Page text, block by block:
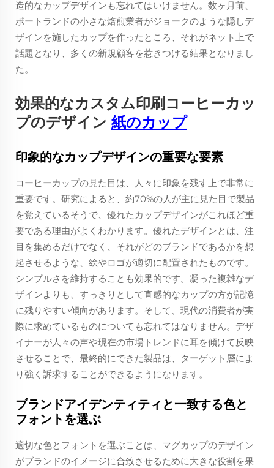
造的なカップデザインも忘れてはいけません。数ヶ月前、
ポートランドの小さな焙煎業者がジョークのような隠しデ
ザインを施したカップを作ったところ、それがネット上で
話題となり、多くの新規顧客を惹きつける結果となりまし
た。
効果的なカスタム印刷コーヒーカッ
プのデザイン 紙のカップ
印象的なカップデザインの重要な要素
コーヒーカップの見た目は、人々に印象を残す上で非常に
重要です。研究によると、約70%の人が主に見た目で製品
を覚えているそうで、優れたカップデザインがこれほど重
要である理由がよくわかります。優れたデザインとは、注
目を集めるだけでなく、それがどのブランドであるかを想
起させるような、絵やロゴが適切に配置されたものです。
シンプルさを維持することも効果的です。凝った複雑なデ
ザインよりも、すっきりとして直感的なカップの方が記憶
に残りやすい傾向があります。そして、現代の消費者が実
際に求めているものについても忘れてはなりません。デザ
イナーが人々の声や現在の市場トレンドに耳を傾けて反映
させることで、最終的にできた製品は、ターゲット層によ
り強く訴求することができるようになります。
ブランドアイデンティティと一致する色と
フォントを選ぶ
適切な色とフォントを選ぶことは、マグカップのデザイン
がブランドのイメージに合致させるために大きな役割を果